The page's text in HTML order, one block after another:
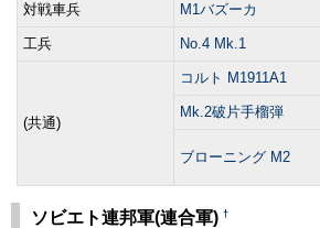
対戦車兵 M1バズーカ
工兵 No.4 Mk.1
(共通)
コルト M1911A1
Mk.2破片手榴弾
ブローニング M2
ソビエト連邦軍(連合軍) †